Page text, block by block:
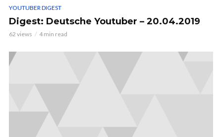
YOUTUBER DIGEST
Digest: Deutsche Youtuber – 20.04.2019
62 views 4 min read